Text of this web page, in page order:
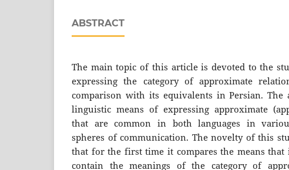
ABSTRACT
The main topic of this article is devoted to the
expressing the category of approximate
comparison with its equivalents in Persian. The
linguistic means of expressing approximate
that are common in both languages in
spheres of communication. The novelty of this
that for the first time it compares the means that
contain the meanings of the category of